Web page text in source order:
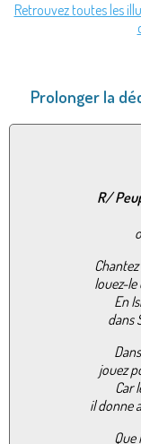
Retrouvez toutes les
Prolonger la
R/
louez-le
En
dans
jouez
Car
il donne
Que